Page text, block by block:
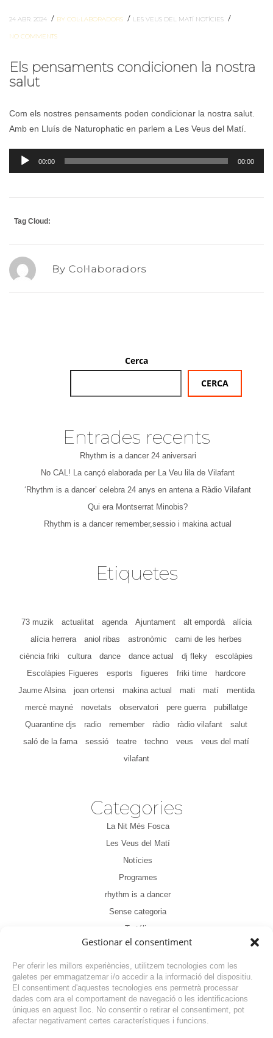
Gestionar el consentiment
Per oferir les millors experiències, utilitzem tecnologies com les
galetes per emmagatzemar i/o accedir a la informació del dispositiu.
El consentiment d'aquestes tecnologies ens permetrà processar
dades com ara el comportament de navegació o les identificacions
úniques en aquest lloc. No consentir o retirar el consentiment, pot
afectar negativament certes característiques i funcions.
24 ABR. 2024 / BY COL·LABORADORS / LES VEUS DEL MATÍ NOTÍCIES /
NO COMMENTS
Els pensaments condicionen la nostra
salut
Com els nostres pensaments poden condicionar la nostra salut.
Amb en Lluís de Naturophatic en parlem a Les Veus del Matí.
Reproductor
d'àudio
00:00 00:00
Tag Cloud:
By Col·laboradors
Cerca
CERCA
Entrades recents
Rhythm is a dancer 24 aniversari
No CAL! La cançó elaborada per La Veu lila de Vilafant
‘Rhythm is a dancer’ celebra 24 anys en antena a Ràdio Vilafant
Qui era Montserrat Minobis?
Rhythm is a dancer remember,sessio i makina actual
Etiquetes
73 muzik actualitat agenda Ajuntament alt empordà
alícia
alícia herrera
aniol ribas astronòmic
cami de les herbes
ciència friki
cultura dance dance actual dj fleky
escolàpies
Escolàpies Figueres
esports figueres friki time
hardcore
Jaume Alsina
joan ortensi makina actual mati matí
mentida
mercè mayné
novetats observatori pere guerra
pubillatge
Quarantine djs
radio remember ràdio ràdio vilafant
salut
saló de la fama
sessió teatre techno veus
veus del matí
vilafant
Categories
La Nit Més Fosca
Les Veus del Matí
Notícies
Programes
rhythm is a dancer
Sense categoria
Tertúlia
NOTÍCIA ANTERIOR
NOTÍCIA SEGÜENT